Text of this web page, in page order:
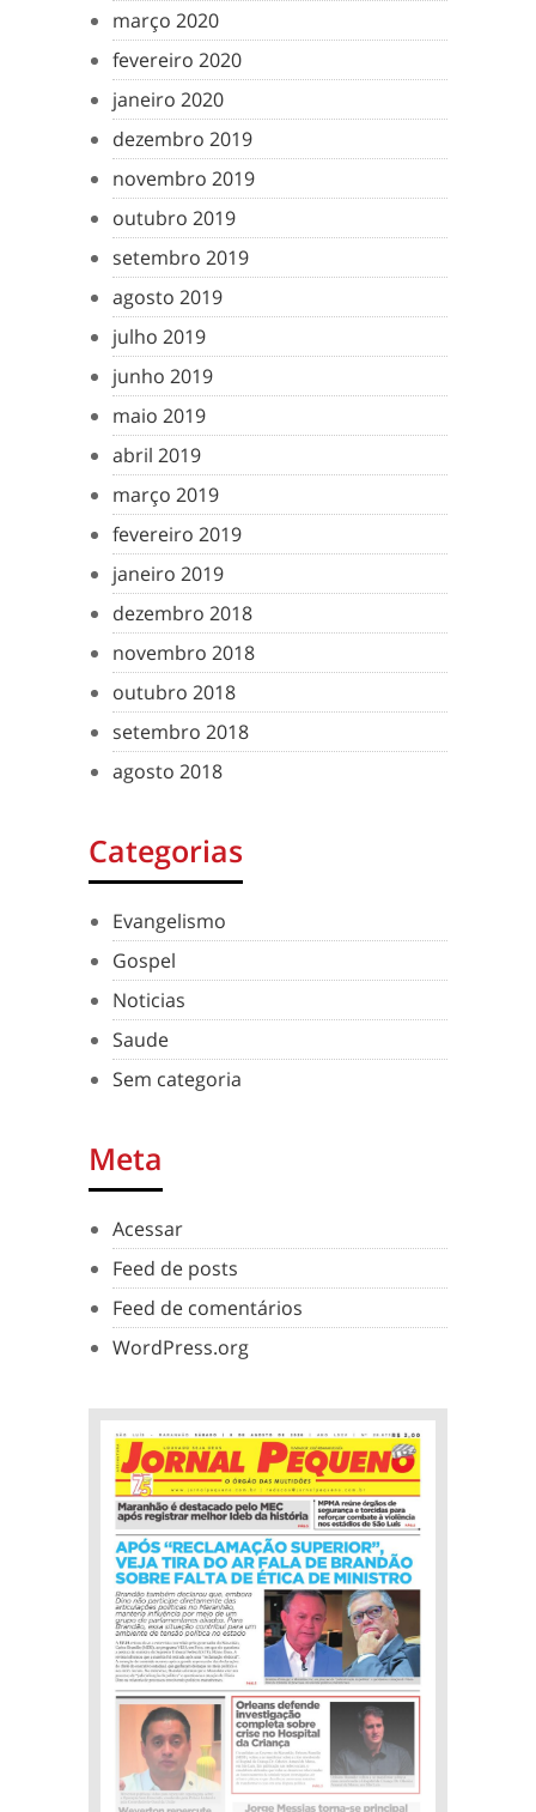
março 2020
fevereiro 2020
janeiro 2020
dezembro 2019
novembro 2019
outubro 2019
setembro 2019
agosto 2019
julho 2019
junho 2019
maio 2019
abril 2019
março 2019
fevereiro 2019
janeiro 2019
dezembro 2018
novembro 2018
outubro 2018
setembro 2018
agosto 2018
Categorias
Evangelismo
Gospel
Noticias
Saude
Sem categoria
Meta
Acessar
Feed de posts
Feed de comentários
WordPress.org